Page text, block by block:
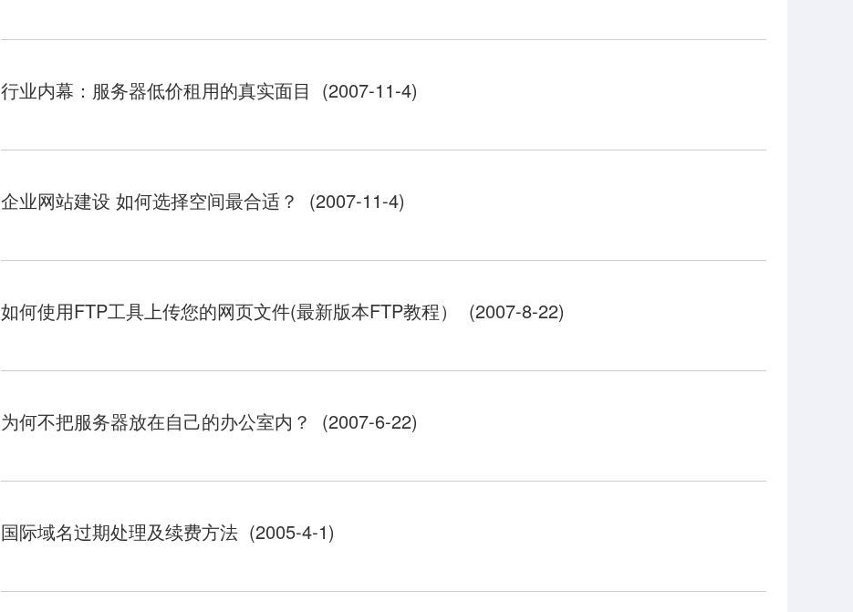
行业内幕：服务器低价租用的真实面目 (2007-11-4)
企业网站建设 如何选择空间最合适？ (2007-11-4)
如何使用FTP工具上传您的网页文件(最新版本FTP教程） (2007-8-22)
为何不把服务器放在自己的办公室内？ (2007-6-22)
国际域名过期处理及续费方法 (2005-4-1)